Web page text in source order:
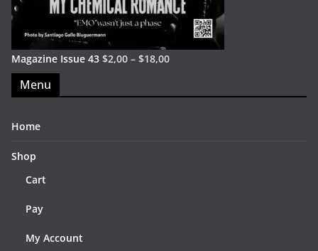
Magazine Issue 43 $2,00 – $18,00
Menu
Home
Shop
Cart
Pay
My Account